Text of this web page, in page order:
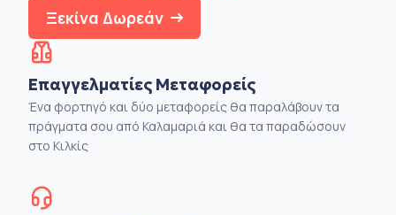
Ξεκίνα Δωρεάν
Επαγγελματίες Μεταφορείς
Ένα φορτηγό και δύο μεταφορείς θα παραλάβουν τα
πράγματα σου από Καλαμαριά και θα τα παραδώσουν
στο Κιλκίς